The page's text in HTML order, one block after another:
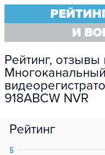
И
Рейтинг,
918ABCW NVR
Рейтинг
5